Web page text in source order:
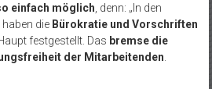
einfach möglich , denn: „In den
haben die Bürokratie und Vorschriften
festgestellt. Das bremse die
der Mitarbeitenden